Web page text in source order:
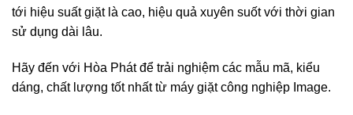
tới hiệu suất giặt là cao, hiệu quả xuyên suốt với thời gian
sử dụng dài lâu.
Hãy đến với Hòa Phát để trải nghiệm các mẫu mã, kiểu
dáng, chất lượng tốt nhất từ máy giặt công nghiệp Image.